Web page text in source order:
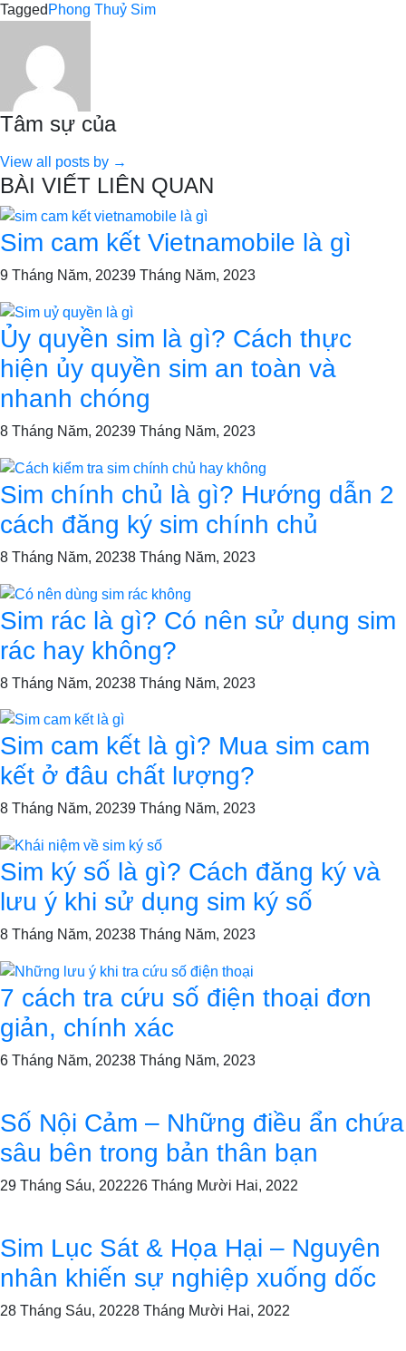
Tagged Phong Thuỷ Sim
Tâm sự của
View all posts by →
BÀI VIẾT LIÊN QUAN
Sim cam kết Vietnamobile là gì
9 Tháng Năm, 20239 Tháng Năm, 2023
Ủy quyền sim là gì? Cách thực
hiện ủy quyền sim an toàn và
nhanh chóng
8 Tháng Năm, 20239 Tháng Năm, 2023
Sim chính chủ là gì? Hướng dẫn 2
cách đăng ký sim chính chủ
8 Tháng Năm, 20238 Tháng Năm, 2023
Sim rác là gì? Có nên sử dụng sim
rác hay không?
8 Tháng Năm, 20238 Tháng Năm, 2023
Sim cam kết là gì? Mua sim cam
kết ở đâu chất lượng?
8 Tháng Năm, 20239 Tháng Năm, 2023
Sim ký số là gì? Cách đăng ký và
lưu ý khi sử dụng sim ký số
8 Tháng Năm, 20238 Tháng Năm, 2023
7 cách tra cứu số điện thoại đơn
giản, chính xác
6 Tháng Năm, 20238 Tháng Năm, 2023
Số Nội Cảm – Những điều ẩn chứa
sâu bên trong bản thân bạn
29 Tháng Sáu, 202226 Tháng Mười Hai, 2022
Sim Lục Sát & Họa Hại – Nguyên
nhân khiến sự nghiệp xuống dốc
28 Tháng Sáu, 20228 Tháng Mười Hai, 2022